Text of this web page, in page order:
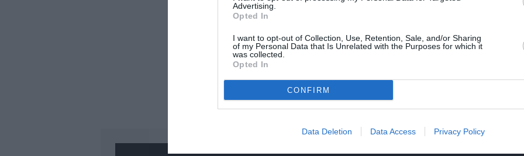
Advertising.
Opted In
I want to opt-out of Collection, Use, Retention, Sale, and/or Sharing
of my Personal Data that Is Unrelated with the Purposes for which it
was collected.
Opted In
CONFIRM
Data Deletion Data Access Privacy Policy